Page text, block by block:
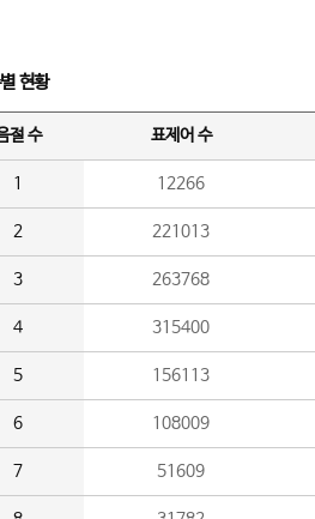
현황
절 수 표제어 수
1 12266
2 221013
3 263768
4 315400
5 156113
6 108009
7 51609